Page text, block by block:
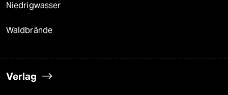
Niedrigwasser
Waldbrände
Verlag